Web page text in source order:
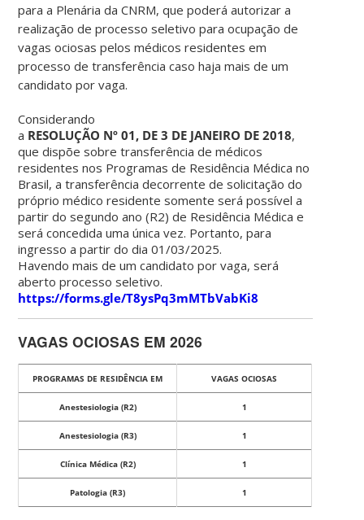
para a Plenária da CNRM, que poderá autorizar a
realização de processoseletivo para ocupação de
vagas ociosas pelos médicos residentes em
processo de transferência caso haja mais de um
candidato por vaga.
Considerando
a RESOLUÇÃO Nº 01, DE3 DE JANEIRO DE2018,
que dispõe sobre transferência de médicos
residentes nos Programas de Residência Médica no
Brasil, a transferência decorrente de solicitação do
próprio médico residente somente será possível a
partir do segundo ano (R2) de Residência Médica e
será concedida uma única vez. Portanto, para
ingresso a partir do dia 01/03/2025.
Havendo mais de um candidato por vaga, será
aberto processo seletivo.
https://forms.gle/T8ysPq3mMTbVabKi8
VAGAS OCIOSAS EM 2026
PROGRAMAS DE RESIDÊNCIA EM VAGAS OCIOSAS
Anestesiologia (R2) 1
Anestesiologia (R3) 1
Clínica Médica (R2) 1
Patologia (R3) 1